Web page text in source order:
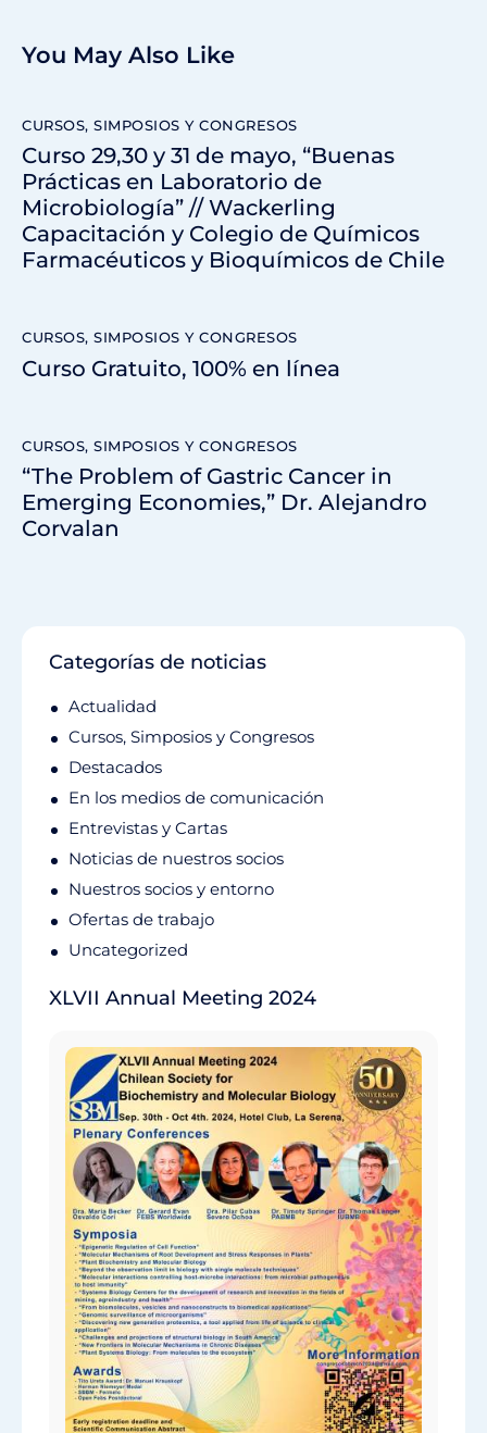
You May Also Like
CURSOS, SIMPOSIOS Y CONGRESOS
Curso 29,30 y 31 de mayo, “Buenas
Prácticas en Laboratorio de
Microbiología” // Wackerling
Capacitación y Colegio de Químicos
Farmacéuticos y Bioquímicos de Chile
CURSOS, SIMPOSIOS Y CONGRESOS
Curso Gratuito, 100% en línea
CURSOS, SIMPOSIOS Y CONGRESOS
“The Problem of Gastric Cancer in
Emerging Economies,” Dr. Alejandro
Corvalan
Categorías de noticias
Actualidad
Cursos, Simposios y Congresos
Destacados
En los medios de comunicación
Entrevistas y Cartas
Noticias de nuestros socios
Nuestros socios y entorno
Ofertas de trabajo
Uncategorized
XLVII Annual Meeting 2024